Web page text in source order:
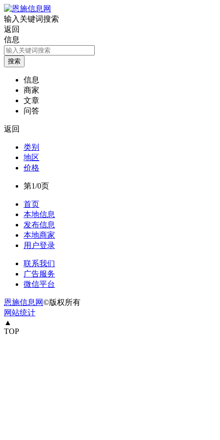
输入关键词搜索
返回
信息
信息
商家
文章
问答
返回
类别
地区
价格
第1/0页
首页
本地信息
发布信息
本地商家
用户登录
联系我们
广告服务
微信平台
恩施信息网©版权所有
网站统计
▲
TOP